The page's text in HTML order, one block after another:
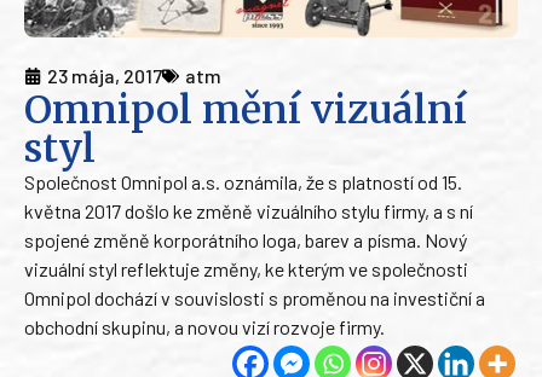
23 mája, 2017 atm
Omnipol mění vizuální
styl
Společnost Omnipol a.s. oznámila, že s platností od 15.
května 2017 došlo ke změně vizuálního stylu firmy, a s ní
spojené změně korporátního loga, barev a písma. Nový
vizuální styl reflektuje změny, ke kterým ve společnosti
Omnipol dochází v souvislosti s proměnou na investiční a
obchodní skupinu, a novou vizí rozvoje firmy.